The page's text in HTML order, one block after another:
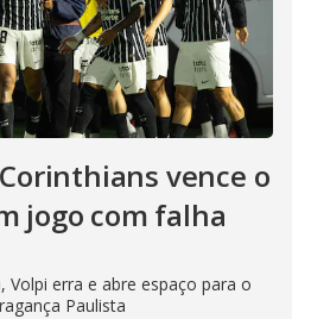
vence o
jogo com falha
Volpi erra e abre espaço para o
Paulista